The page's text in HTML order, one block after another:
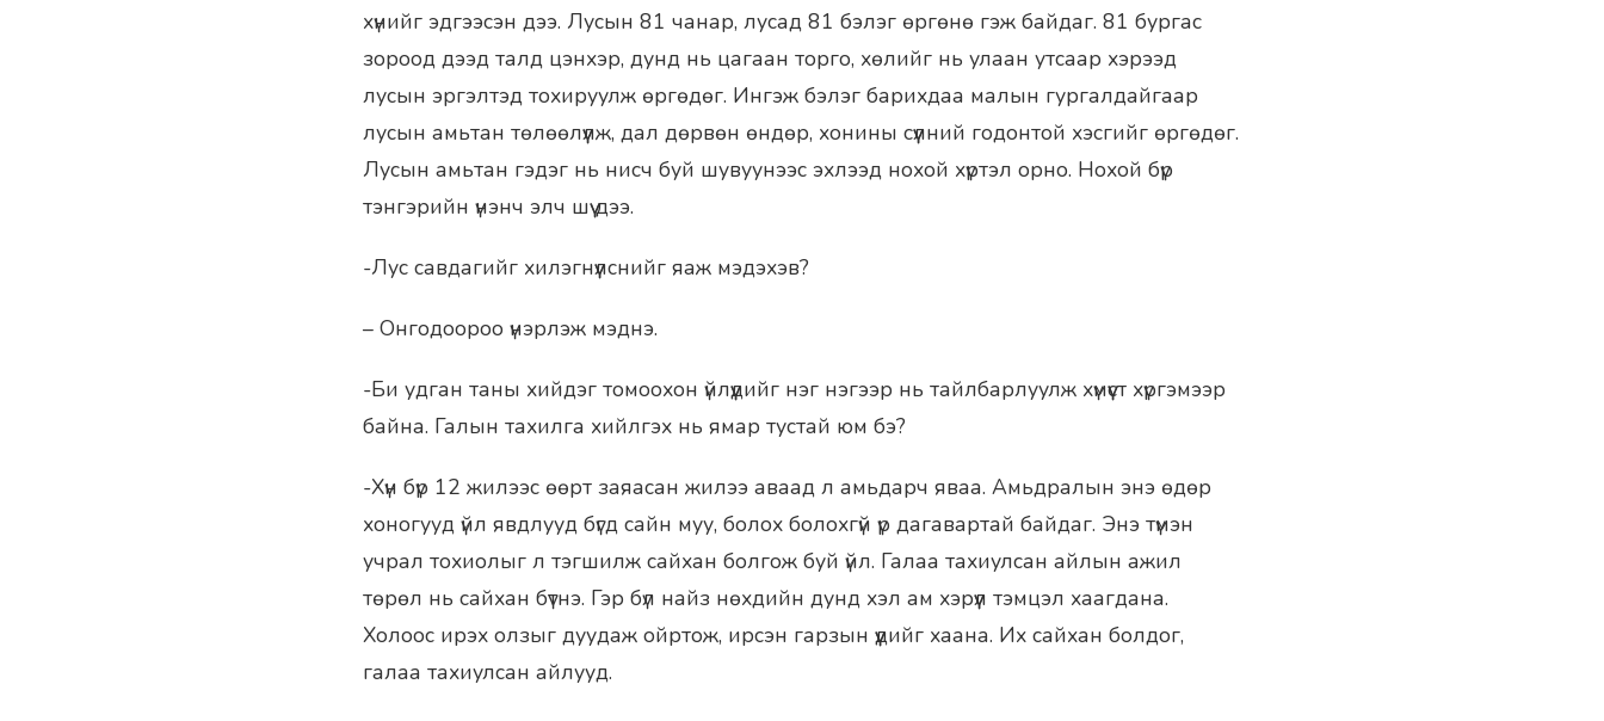
хүнийг эдгээсэн дээ. Лусын 81 чанар, лусад 81 бэлэг өргөнө гэж байдаг. 81 бургас
зороод дээд талд цэнхэр, дунд нь цагаан торго, хөлийг нь улаан утсаар хэрээд
лусын эргэлтэд тохируулж өргөдөг. Ингэж бэлэг барихдаа малын гургалдайгаар
лусын амьтан төлөөлүүлж, дал дөрвөн өндөр, хонины сүүлний годонтой хэсгийг өргөдөг.
Лусын амьтан гэдэг нь нисч буй шувуунээс эхлээд нохой хүртэл орно. Нохой бүр
тэнгэрийн үнэнч элч шүү дээ.
-Лус савдагийг хилэгнүүлснийг яаж мэдэхэв?
– Онгодоороо үнэрлэж мэднэ.
-Би удган таны хийдэг томоохон үйлүүдийг нэг нэгээр нь тайлбарлуулж хүмүүст хүргэмээр
байна. Галын тахилга хийлгэх нь ямар тустай юм бэ?
-Хүн бүр 12 жилээс өөрт заяасан жилээ аваад л амьдарч яваа. Амьдралын энэ өдөр
хоногууд үйл явдлууд бүгд сайн муу, болох болохгүй үр дагавартай байдаг. Энэ түмэн
учрал тохиолыг л тэгшилж сайхан болгож буй үйл. Галаа тахиулсан айлын ажил
төрөл нь сайхан бүтнэ. Гэр бүл найз нөхдийн дунд хэл ам хэрүүл тэмцэл хаагдана.
Холоос ирэх олзыг дуудаж ойртож, ирсэн гарзын үүдийг хаана. Их сайхан болдог,
галаа тахиулсан айлууд.